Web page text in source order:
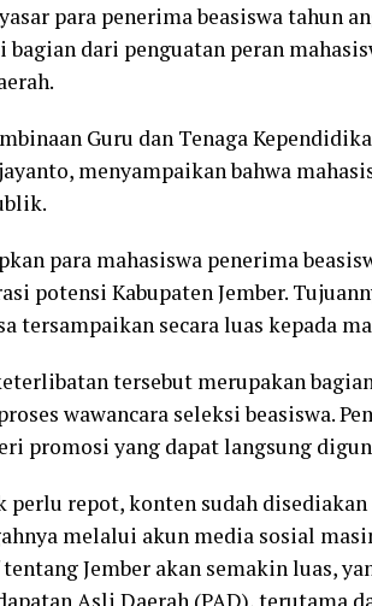
para penerima beasiswa tahun
bagian dari penguatan peran
Guru dan Tenaga
menyampaikan bahwa
para mahasiswa penerima
potensi Kabupaten Jember.
tersampaikan secara luas kepada
tersebut merupakan
wawancara seleksi beasiswa.
promosi yang dapat langsung
perlu repot, konten sudah
melalui akun media sosial
Jember akan semakin luas,
Asli Daerah (PAD), terutama